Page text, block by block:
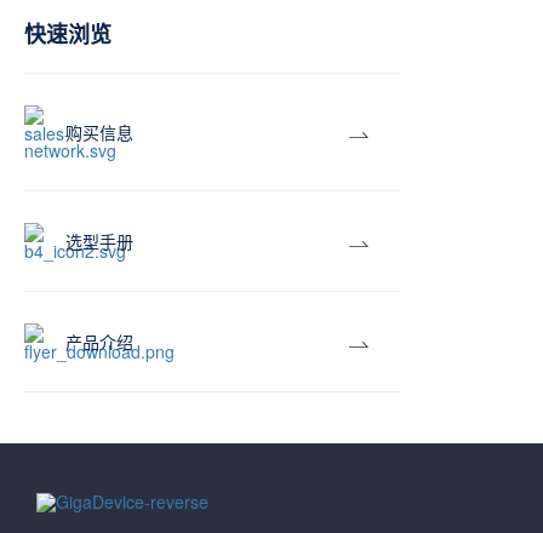
快速浏览
购买信息
选型手册
产品介绍